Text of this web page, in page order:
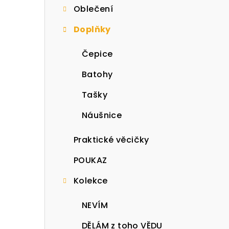
Oblečení
Doplňky
Čepice
Batohy
Tašky
Náušnice
Praktické věcičky
POUKAZ
Kolekce
NEVÍM
DĚLÁM z toho VĚDU